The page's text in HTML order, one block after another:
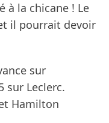
à la chicane ! Le
il pourrait devoir
sur
sur Leclerc.
Hamilton